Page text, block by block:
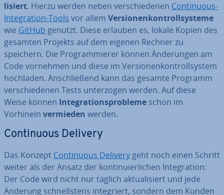
li­siert. Hierzu werden neben ver­schie­de­nen Con­ti­nuous-
In­te­gra­ti­on-Tools vor allem Ver­sio­nen­kon­troll­sys­te­me
wie GitHub genutzt. Diese erlauben es, lokale Kopien des
gesamten Projekts auf dem eigenen Rechner zu
speichern. Die Pro­gram­mie­rer können Än­de­run­gen am
Code vornehmen und diese im Ver­sio­nen­kon­troll­sys­tem
hochladen. An­schlie­ßend kann das gesamte Programm
ver­schie­de­nen Tests un­ter­zo­gen werden. Auf diese
Weise können In­te­gra­ti­ons­pro­ble­me schon im
Vorhinein vermieden werden.
Con­ti­nuous Delivery
Das Konzept Con­ti­nuous Delivery geht noch einen Schritt
weiter als der Ansatz der kon­ti­nu­ier­li­chen In­te­gra­ti­on:
Der Code wird nicht nur täglich ak­tua­li­siert und jede
Änderung schnells­tens in­te­griert, sondern dem Kunden